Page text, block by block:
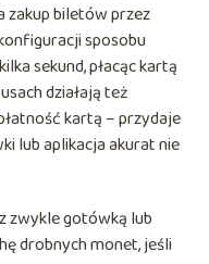
zakup biletów przez
sposobu
sekund, płacąc kartą
działają też
kartą – przydaje
lub aplikacja akurat nie
zwykle gotówką lub
drobnych monet, jeśli